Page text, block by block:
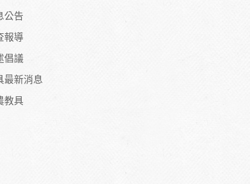
公告
報導
倡議
最新消息
教具